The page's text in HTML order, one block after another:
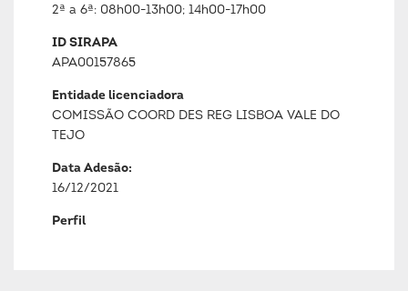
2ª a 6ª: 08h00-13h00; 14h00-17h00
ID SIRAPA
APA00157865
Entidade licenciadora
COMISSÃO COORD DES REG LISBOA VALE DO
TEJO
Data Adesão:
16/12/2021
Perfil